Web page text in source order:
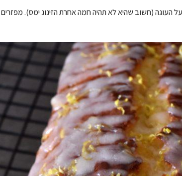
העוגה (חשוב שהיא לא תהיה חמה אחרת הזיגוג ימס).